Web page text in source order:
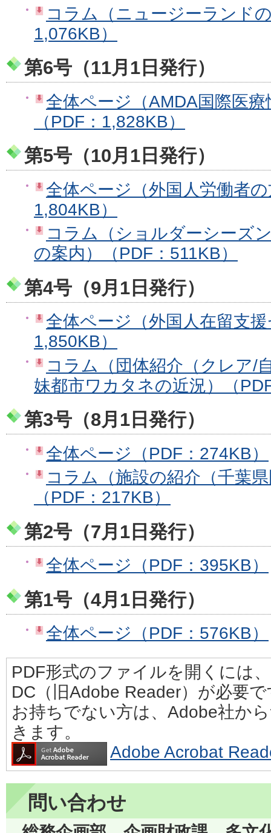
コラム（ニュージーランド
1,076KB）
第6号（11月1日発行）
全体ページ（AMDA国際医
（PDF：1,828KB）
第5号（10月1日発行）
全体ページ（外国人労働者
1,804KB）
コラム（ショルダーシー
の案内）（PDF：511KB）
第4号（9月1日発行）
全体ページ（外国人在留支
1,850KB）
コラム（団体紹介（クレア/
妹都市ワカタネの近況）（
第3号（8月1日発行）
全体ページ（PDF：274KB）
コラム（施設の紹介（千葉
（PDF：217KB）
第2号（7月1日発行）
全体ページ（PDF：395KB）
第1号（4月1日発行）
全体ページ（PDF：576KB）
PDF形式のファイルを開くには
DC（旧Adobe Reader）が必要
お持ちでない方は、Adobe社か
きます。
Adobe Acrobat
問い合わせ